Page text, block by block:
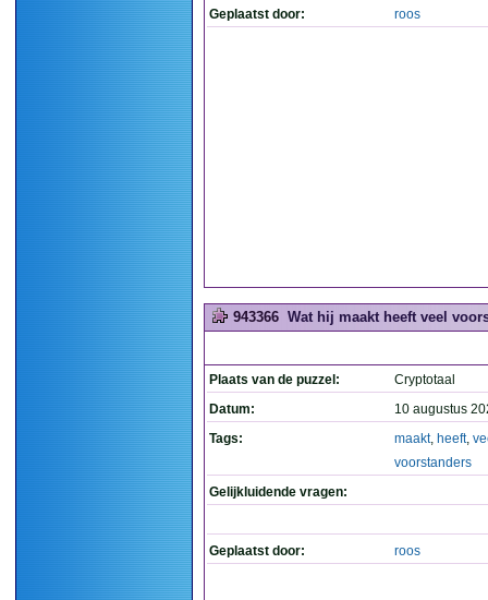
Geplaatst door: roos
943366 Wat hij maakt heeft veel
Plaats van de puzzel:
Cryptotaal
Datum:
10 augustus
Tags:
maakt, heeft,
voorstanders
Gelijkluidende vragen:
Geplaatst door: roos